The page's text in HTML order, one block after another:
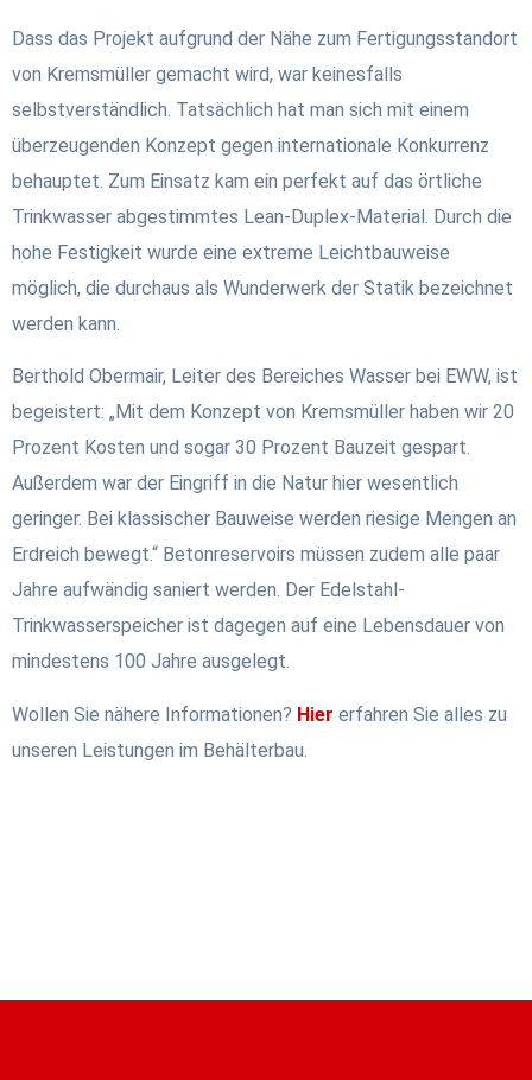
Dass das Projekt aufgrund der Nähe zum Fertigungsstandort
von Kremsmüller gemacht wird, war keinesfalls
selbstverständlich. Tatsächlich hat man sich mit einem
überzeugenden Konzept gegen internationale Konkurrenz
behauptet. Zum Einsatz kam ein perfekt auf das örtliche
Trinkwasser abgestimmtes Lean-Duplex-Material. Durch die
hohe Festigkeit wurde eine extreme Leichtbauweise
möglich, die durchaus als Wunderwerk der Statik bezeichnet
werden kann.
Berthold Obermair, Leiter des Bereiches Wasser bei EWW, ist
begeistert: „Mit dem Konzept von Kremsmüller haben wir 20
Prozent Kosten und sogar 30 Prozent Bauzeit gespart.
Außerdem war der Eingriff in die Natur hier wesentlich
geringer. Bei klassischer Bauweise werden riesige Mengen an
Erdreich bewegt.“ Betonreservoirs müssen zudem alle paar
Jahre aufwändig saniert werden. Der Edelstahl-
Trinkwasserspeicher ist dagegen auf eine Lebensdauer von
mindestens 100 Jahre ausgelegt.
Wollen Sie nähere Informationen? Hier erfahren Sie alles zu
unseren Leistungen im Behälterbau.